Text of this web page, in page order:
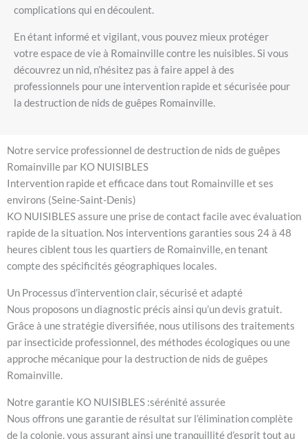
complications qui en découlent.
En étant informé et vigilant, vous pouvez mieux protéger
votre espace de vie à Romainville contre les nuisibles. Si vous
découvrez un nid, n’hésitez pas à faire appel à des
professionnels pour une intervention rapide et sécurisée pour
la destruction de nids de guêpes Romainville.
Notre service professionnel de destruction de nids de guêpes
Romainville par KO NUISIBLES
Intervention rapide et efficace dans tout Romainville et ses
environs (Seine-Saint-Denis)
KO NUISIBLES assure une prise de contact facile avec évaluation
rapide de la situation. Nos interventions garanties sous 24 à 48
heures ciblent tous les quartiers de Romainville, en tenant
compte des spécificités géographiques locales.
Un Processus d’intervention clair, sécurisé et adapté
Nous proposons un diagnostic précis ainsi qu’un devis gratuit.
Grâce à une stratégie diversifiée, nous utilisons des traitements
par insecticide professionnel, des méthodes écologiques ou une
approche mécanique pour la destruction de nids de guêpes
Romainville.
Notre garantie KO NUISIBLES :sérénité assurée
Nous offrons une garantie de résultat sur l’élimination complète
de la colonie, vous assurant ainsi une tranquillité d’esprit tout au